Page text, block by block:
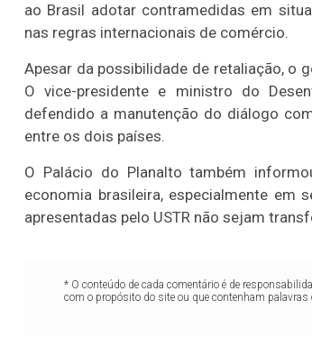
ao Brasil adotar contramedidas em
nas regras internacionais de comércio.
Apesar da possibilidade de retaliação, o
O vice-presidente e ministro do
defendido a manutenção do diálogo
entre os dois países.
O Palácio do Planalto também
economia brasileira, especialmente em
apresentadas pelo USTR não sejam
* O conteúdo de cada comentário é de
com o propósito do site ou que contenham palavras